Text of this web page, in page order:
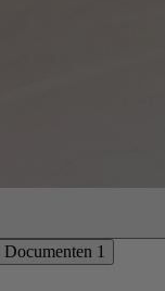
Documenten 1